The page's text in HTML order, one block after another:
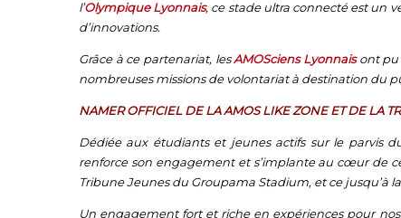
l’Olympique Lyonnais, ce stade ultra connecté est un
d’innovations.
Grâce à ce partenariat, lesAMOSciens Lyonnaisont pu
nombreuses missions de volontariat à destination du
NAMER OFFICIEL DE LA AMOS LIKE ZONE ET DE LA
Dédiée aux étudiants et jeunes actifs sur le parvis
renforce son engagement et s’implante au cœur de
Tribune Jeunes du Groupama Stadium, et ce jusqu’à
Un engagement fort et riche en expériences pour